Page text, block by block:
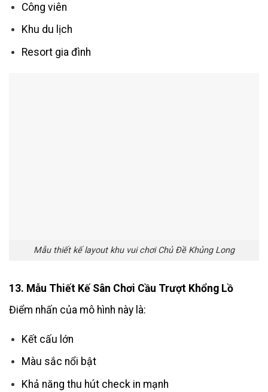
Công viên
Khu du lịch
Resort gia đình
Mẫu thiết kế layout khu vui chơi Chủ Đề Khủng Long
13. Mẫu Thiết Kế Sân Chơi Cầu Trượt Khổng Lồ
Điểm nhấn của mô hình này là:
Kết cấu lớn
Màu sắc nổi bật
Khả năng thu hút check in mạnh